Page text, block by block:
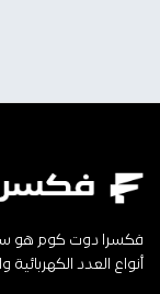
فكسرا دوت كوم هو
أنواع العدد الكهربائية